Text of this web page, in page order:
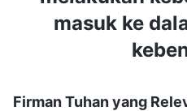
masuk ke
Firman Tuhan yang